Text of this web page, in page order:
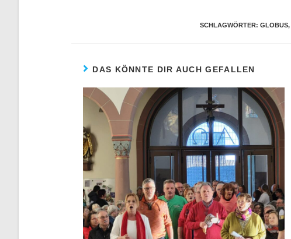
SCHLAGWÖRTER: GLOBUS,
DAS KÖNNTE DIR AUCH GEFALLEN